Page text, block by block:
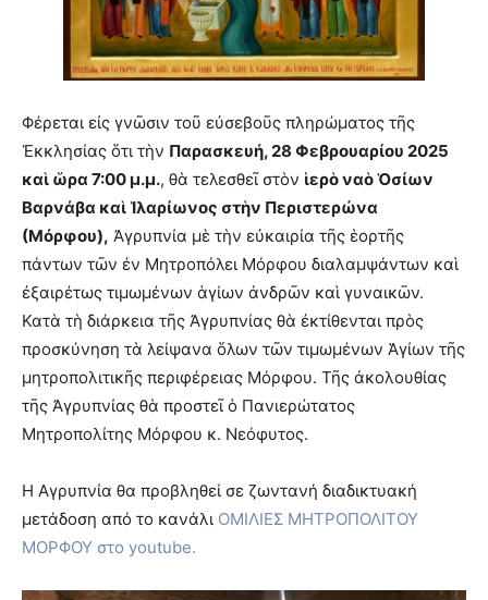
Φέρεται εἰς γνῶσιν τοῦ εὐσεβοῦς πληρώματος τῆς
Ἐκκλησίας ὅτι τὴν Παρασκευή, 28 Φεβρουαρίου 2025
καὶ ὥρα 7:00 μ.μ., θὰ τελεσθεῖ στὸν ἱερὸ ναὸ Ὁσίων
Βαρνάβα καὶ Ἱλαρίωνος στὴν Περιστερώνα
(Μόρφου), Ἀγρυπνία μὲ τὴν εὐκαιρία τῆς ἑορτῆς
πάντων τῶν ἐν Μητροπόλει Μόρφου διαλαμψάντων καὶ
ἐξαιρέτως τιμωμένων ἁγίων ἀνδρῶν καὶ γυναικῶν.
Κατὰ τὴ διάρκεια τῆς Ἀγρυπνίας θὰ ἐκτίθενται πρὸς
προσκύνηση τὰ λείψανα ὅλων τῶν τιμωμένων Ἁγίων τῆς
μητροπολιτικῆς περιφέρειας Μόρφου. Τῆς ἀκολουθίας
τῆς Ἀγρυπνίας θὰ προστεῖ ὁ Πανιερώτατος
Μητροπολίτης Μόρφου κ. Νεόφυτος.
Η Αγρυπνία θα προβληθεί σε ζωντανή διαδικτυακή
μετάδοση από το κανάλι ΟΜΙΛΙΕΣ ΜΗΤΡΟΠΟΛΙΤΟΥ
ΜΟΡΦΟΥ στο youtube.